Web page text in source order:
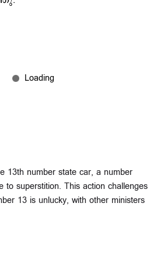
13th number state car, a number
to superstition. This action challenges
13 is unlucky, with other ministers